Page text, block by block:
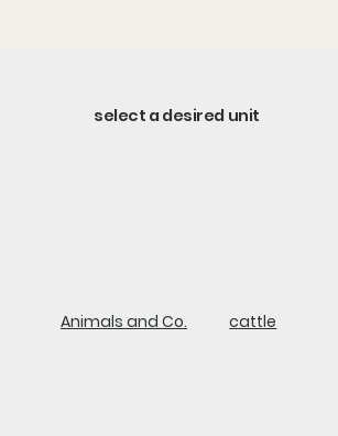
select a desired unit
Animals and Co. cattle